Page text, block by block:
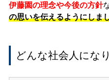
伊藤園の理念や今後の方針
の思いを伝えるようにしま
どんな社会人にな